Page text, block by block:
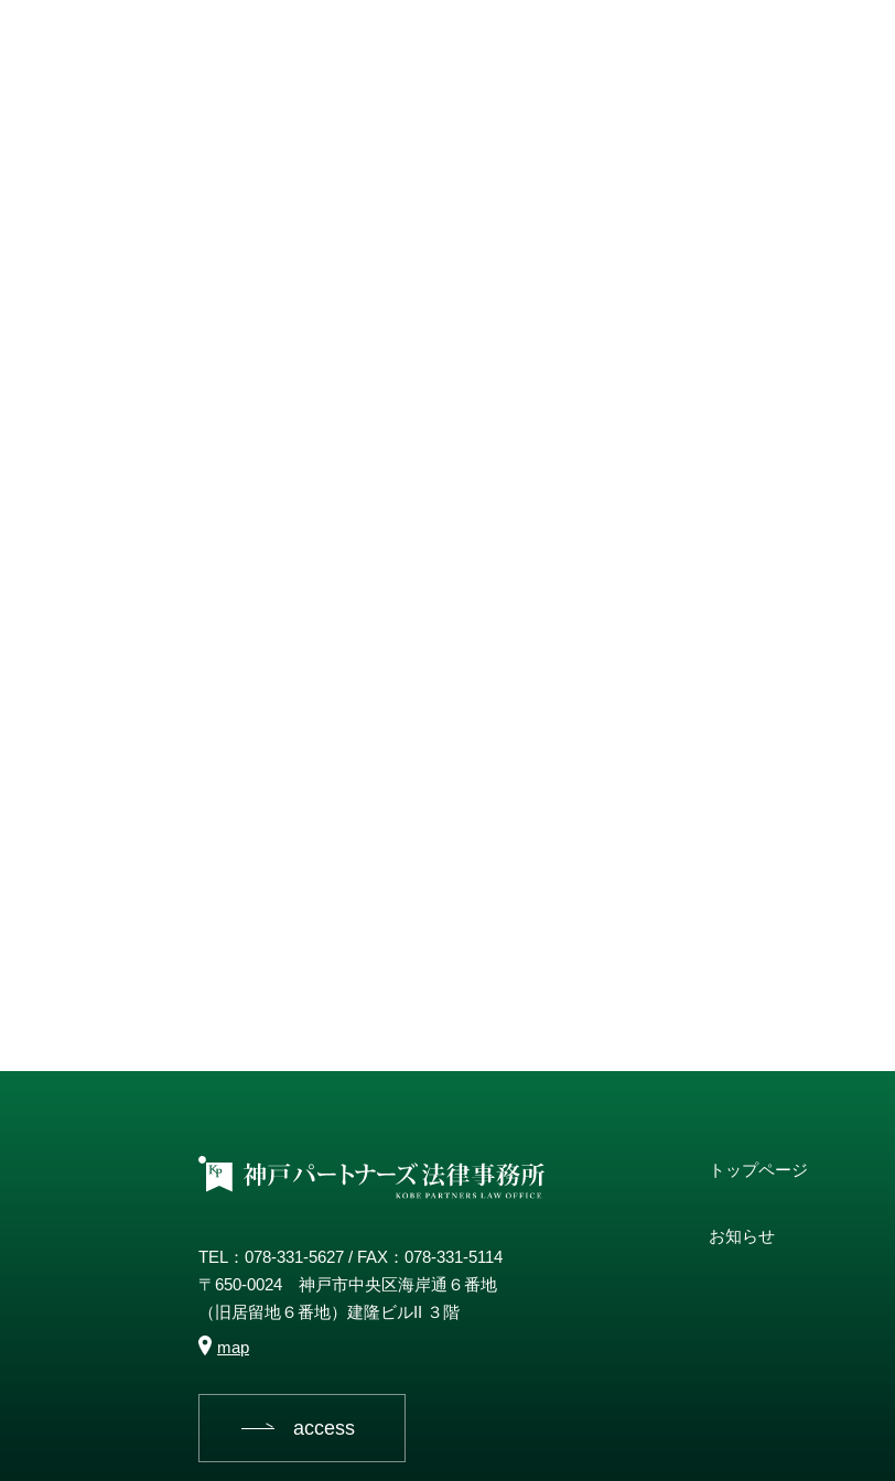
TEL：078-331-5627 / FAX：078-331-5114
〒650-0024 神戸市中央区海岸通６番地
（旧居留地６番地）建隆ビルII ３階
map
access
トップページ
お知らせ